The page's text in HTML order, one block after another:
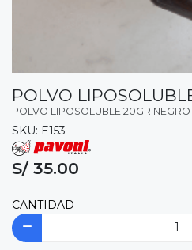
POLVO
POLVO LIPOSOLUBLE 20GR NEGRO
SKU: E153
S/ 35.00
CANTIDAD